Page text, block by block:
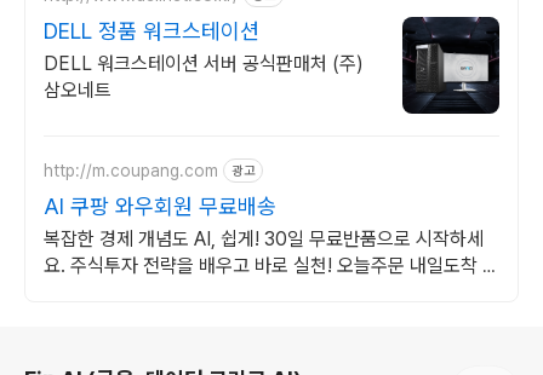
DELL 정품 워크스테이션
DELL 워크스테이션 서버 공식판매처 (주)
삼오네트
http://m.coupang.com 광고
AI 쿠팡 와우회원 무료배송
복잡한 경제 개념도 AI, 쉽게! 30일 무료반품으로 시작하세
요. 주식투자 전략을 배우고 바로 실천! 오늘주문 내일도착 로